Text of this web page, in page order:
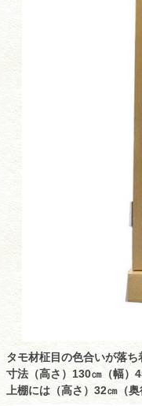
タモ材柾目の色合いが落
寸法（高さ）130㎝（幅）
上棚には（高さ）32㎝（